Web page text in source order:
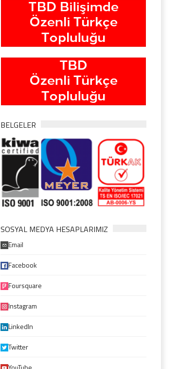
BELGELER
SOSYAL MEDYA HESAPLARIMIZ
Email
Facebook
Foursquare
Instagram
LinkedIn
Twitter